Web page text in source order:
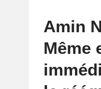
Amin
Même